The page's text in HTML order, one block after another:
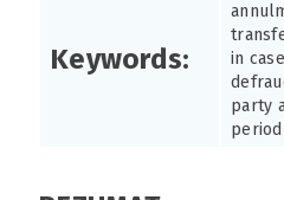
Keywords:
in
party
period